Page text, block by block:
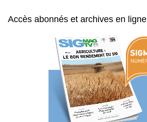
Accès abonnés et archives en ligne